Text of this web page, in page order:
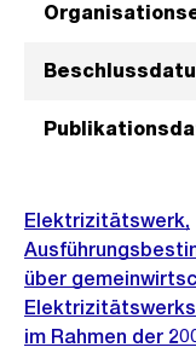
Elektrizitätswerk,
über
im Rahmen der